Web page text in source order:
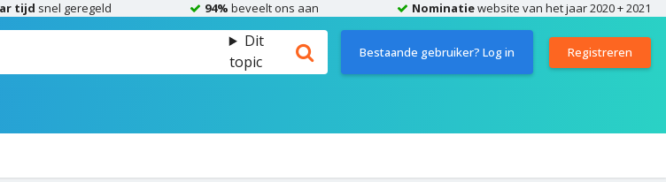
tijd snel geregeld 94% beveelt ons aan Nominatiewebsite van het jaar 2020 + 2021
Dit
topic
Bestaande gebruiker? Log in Registreren